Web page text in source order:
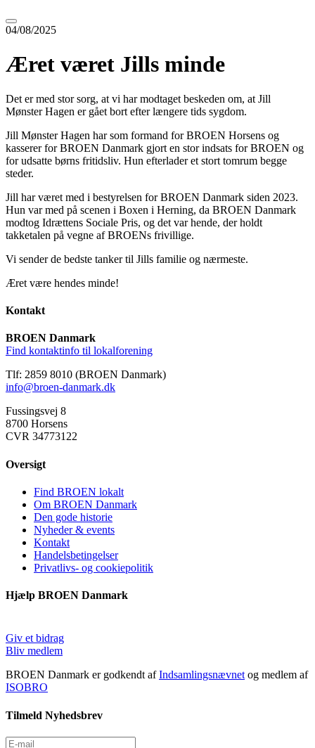
04/08/2025
Æret været Jills minde
Det er med stor sorg, at vi har modtaget beskeden om, at Jill
Mønster Hagen er gået bort efter længere tids sygdom.
Jill Mønster Hagen har som formand for BROEN Horsens og
kasserer for BROEN Danmark gjort en stor indsats for BROEN og
for udsatte børns fritidsliv. Hun efterlader et stort tomrum begge
steder.
Jill har været med i bestyrelsen for BROEN Danmark siden 2023.
Hun var med på scenen i Boxen i Herning, da BROEN Danmark
modtog Idrættens Sociale Pris, og det var hende, der holdt
takketalen på vegne af BROENs frivillige.
Vi sender de bedste tanker til Jills familie og nærmeste.
Æret være hendes minde!
Kontakt
BROEN Danmark
Find kontaktinfo til lokalforening
Tlf: 2859 8010 (BROEN Danmark)
info@broen-danmark.dk
Fussingsvej 8
8700 Horsens
CVR 34773122
Oversigt
Find BROEN lokalt
Om BROEN Danmark
Den gode historie
Nyheder & events
Kontakt
Handelsbetingelser
Privatlivs- og cookiepolitik
Hjælp BROEN Danmark
Giv et bidrag
Bliv medlem
BROEN Danmark er godkendt afIndsamlingsnævnetog medlem af
ISOBRO
Tilmeld Nyhedsbrev